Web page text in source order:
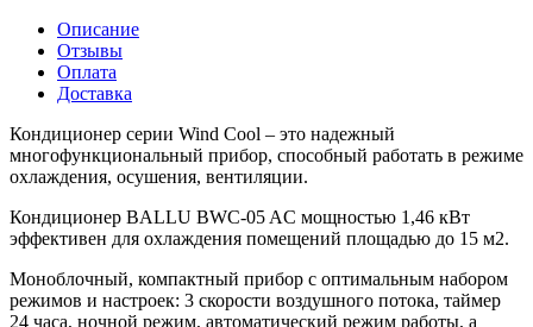
Описание
Отзывы
Оплата
Доставка
Кондиционер серии Wind Cool – это надежный
многофункциональный прибор, способный работать в режиме
охлаждения, осушения, вентиляции.
Кондиционер BALLU BWC-05 AC мощностью 1,46 кВт
эффективен для охлаждения помещений площадью до 15 м2.
Моноблочный, компактный прибор с оптимальным набором
режимов и настроек: 3 скорости воздушного потока, таймер
24 часа, ночной режим, автоматический режим работы, а